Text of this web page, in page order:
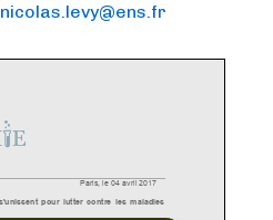
nicolas.levy@ens.fr